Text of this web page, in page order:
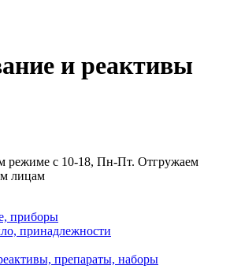
и реактивы
режиме с 10-18, Пн-Пт. Отгружаем
лицам
приборы
принадлежности
препараты, наборы